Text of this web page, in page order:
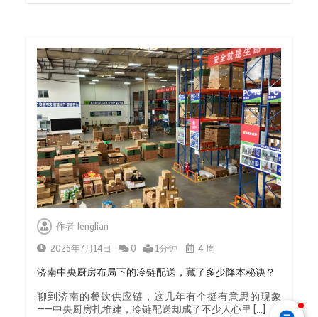
作者 lenglian
2026年7月14日
0 1分钟 4 周
济南中央厨房布局下的冷链配送，藏了多少降本秘诀？
聊到济南的餐饮供应链，这几年有个挺有意思的现象
——中央厨房扎堆建，冷链配送却成了不少人心里 […]